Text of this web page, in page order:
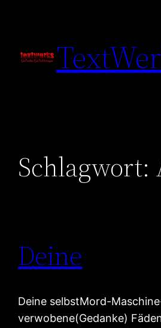
Schlagwort:
Deine
Deine selbstMord-
verwobene(Gedanke)